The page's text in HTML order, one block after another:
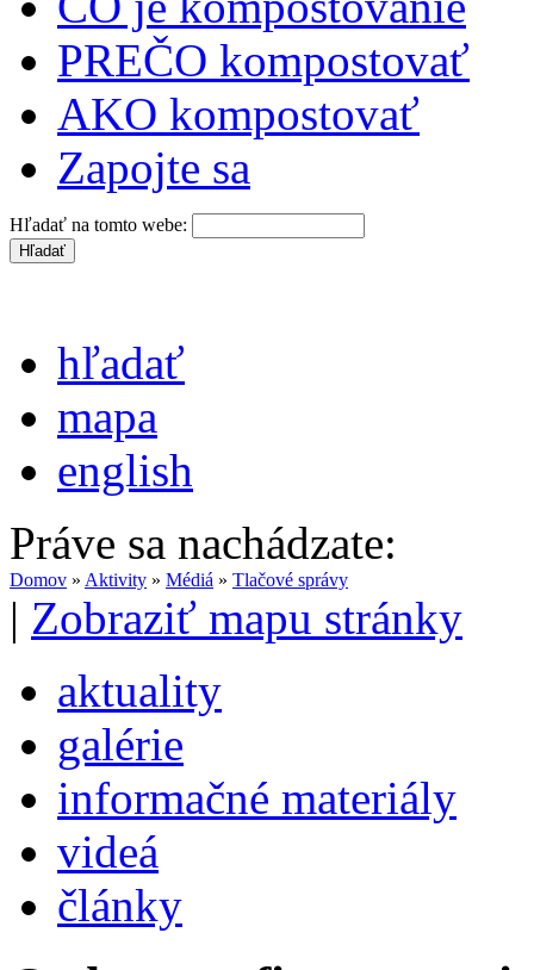
PREČO kompostovať
AKO kompostovať
Zapojte sa
Hľadať na tomto webe:
hľadať
mapa
english
Práve sa nachádzate:
Domov » Aktivity » Médiá » Tlačové správy
| Zobraziť mapu stránky
aktuality
galérie
informačné materiály
videá
články